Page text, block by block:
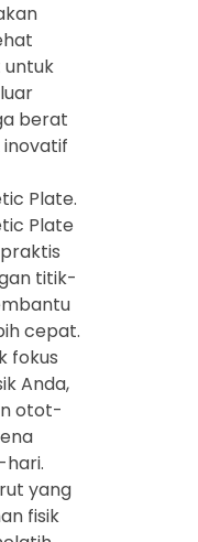
untuk
berat
inovatif
Plate.
Plate
titik-
cepat.
fokus
Anda,
otot-
hari.
yang
fisik